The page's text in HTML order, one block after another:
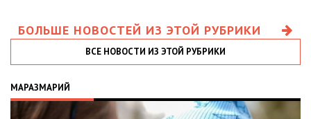
БОЛЬШЕ НОВОСТЕЙ ИЗ ЭТОЙ РУБРИКИ
ВСЕ НОВОСТИ ИЗ ЭТОЙ РУБРИКИ
МАРАЗМАРИЙ